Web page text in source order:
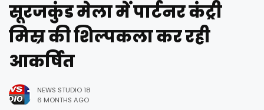
सूरजकुंड मेला में पार्टनर कंट्री
मिस्र की शिल्पकला कर रही
आकर्षित
NEWS STUDIO 18
6 MONTHS AGO